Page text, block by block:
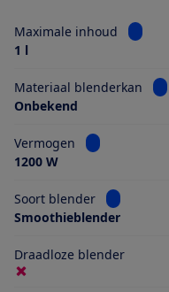
Maximale inhoud
Bekijk
1 l
Materiaal blenderkan
Onbekend
Vermogen
Bekijk
1200 W
Soort blender
Bekijk
Smoothieblender
Draadloze blender